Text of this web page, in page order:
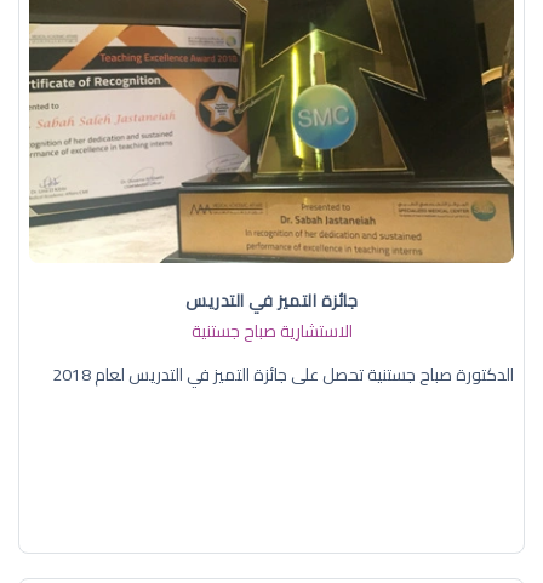
جائزة التميز في التدريس
الاستشارية صباح جستنية
الدكتورة صباح جستنية تحصل على جائزة التميز في التدريس لعام 2018